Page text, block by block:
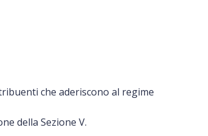
che aderiscono al regime
della Sezione V.